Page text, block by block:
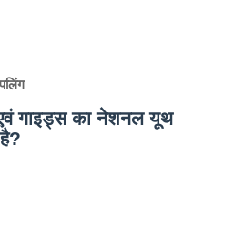
गाइड्स का नेशनल यूथ